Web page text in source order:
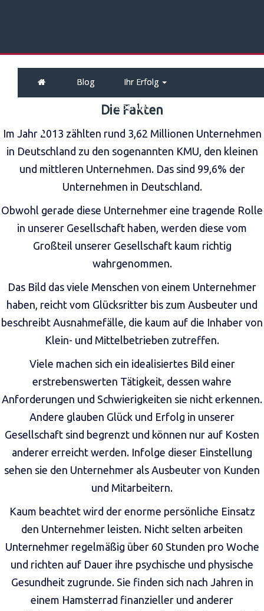
Blog Ihr Erfolg
Über uns
Die Fakten
Im Jahr 2013 zählten rund 3,62 Millionen Unternehmen
in Deutschland zu den sogenannten KMU, den kleinen
und mittleren Unternehmen. Das sind 99,6% der
Unternehmen in Deutschland.
Obwohl gerade diese Unternehmer eine tragende Rolle
in unserer Gesellschaft haben, werden diese vom
Großteil unserer Gesellschaft kaum richtig
wahrgenommen.
Das Bild das viele Menschen von einem Unternehmer
haben, reicht vom Glücksritter bis zum Ausbeuter und
beschreibt Ausnahmefälle, die kaum auf die Inhaber von
Klein- und Mittelbetrieben zutreffen.
Viele machen sich ein idealisiertes Bild einer
erstrebenswerten Tätigkeit, dessen wahre
Anforderungen und Schwierigkeiten sie nicht erkennen.
Andere glauben Glück und Erfolg in unserer
Gesellschaft sind begrenzt und können nur auf Kosten
anderer erreicht werden. Infolge dieser Einstellung
sehen sie den Unternehmer als Ausbeuter von Kunden
und Mitarbeitern.
Kaum beachtet wird der enorme persönliche Einsatz
den Unternehmer leisten. Nicht selten arbeiten
Unternehmer regelmäßig über 60 Stunden pro Woche
und richten auf Dauer ihre psychische und physische
Gesundheit zugrunde. Sie finden sich nach Jahren in
einem Hamsterrad finanzieller und anderer